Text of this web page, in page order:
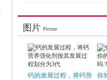
图片 Picture
钙的发展过程，将钙营
你